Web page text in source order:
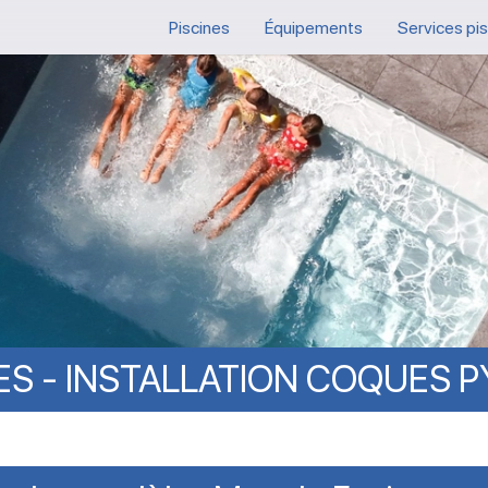
Piscines Équipements Services
- INSTALLATION COQUES